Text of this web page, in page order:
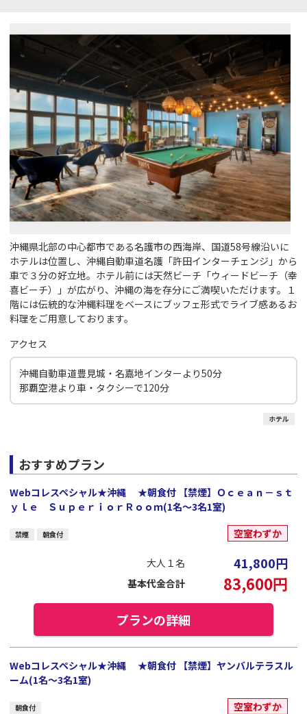
沖縄県北部の中心都市である名護市の西海岸、国道58号線沿いに
ホテルは位置し、沖縄自動車道名護「許田インターチェンジ」から
車で３分の好立地。ホテル前には天然ビーチ「ウィードビーチ（幸
喜ビーチ）」が広がり、沖縄の海を存分にご満喫いただけます。１
階には伝統的な沖縄料理をベースにブッフェ形式でライブ感あるお
料理をご用意しております。
アクセス
沖縄自動車道豊見城・名嘉地インターより50分
那覇空港より車・タクシーで120分
ホテル
おすすめプラン
Webコレスペシャル★沖縄 ★朝食付 【禁煙】Ｏｃｅａｎ－ｓｔ
ｙｌｅ ＳｕｐｅｒｉｏｒＲｏｏｍ(1名～3名1室)
禁煙 朝食付 空室わずか
大人１名 41,800円
基本代金合計 83,600円
プランの詳細
Webコレスペシャル★沖縄 ★朝食付 【禁煙】ヤンバルテラスル
ーム(1名～3名1室)
朝食付 空室わずか